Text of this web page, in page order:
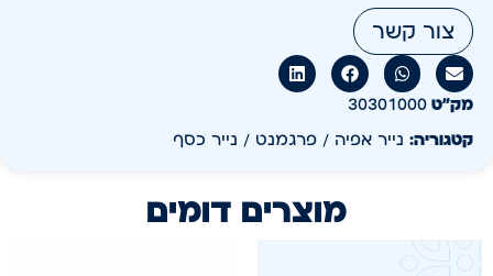
צור קשר
מק״ט 30301000
קטגוריה: נייר אפיה / פרגמנט / נייר כסף
מוצרים דומים